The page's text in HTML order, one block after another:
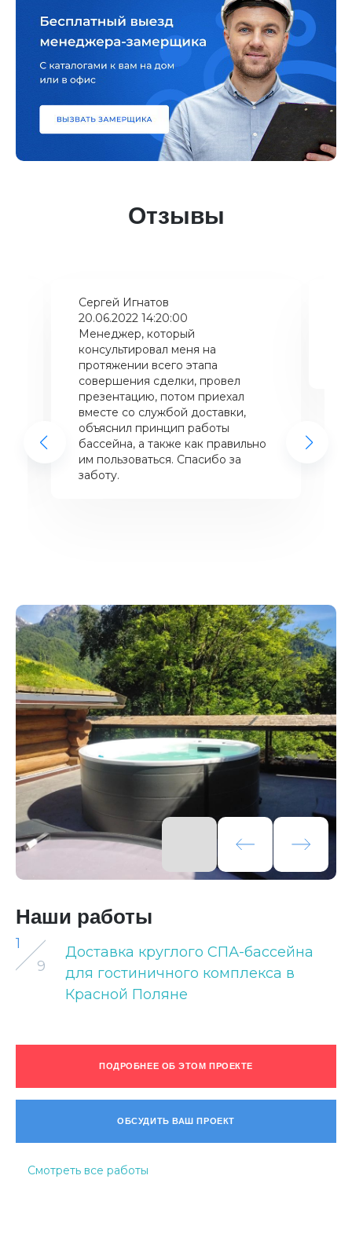
Отзывы
Сергей Игнатов
20.06.2022 14:20:00
Менеджер, который
консультировал меня на
протяжении всего этапа
совершения сделки, провел
презентацию, потом приехал
вместе со службой доставки,
объяснил принцип работы
бассейна, а также как правильно
им пользоваться. Спасибо за
заботу.
Наши работы
1
9
Доставка круглого СПА-бассейна
для гостиничного комплекса в
Красной Поляне
ПОДРОБНЕЕ ОБ ЭТОМ ПРОЕКТЕ
ОБСУДИТЬ ВАШ ПРОЕКТ
Смотреть все работы